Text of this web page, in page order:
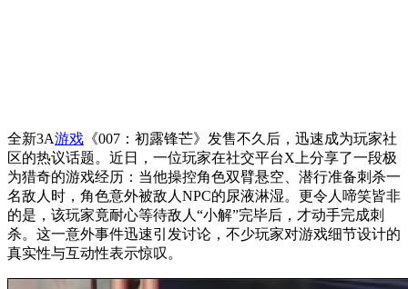
全新3A游戏 《007：初露锋芒》发售不久后，迅速成为玩家社
区的热议话题。近日，一位玩家在社交平台X上分享了一段极
为猎奇的游戏经历：当他操控角色双臂悬空、潜行准备刺杀一
名敌人时，角色意外被敌人NPC的尿液淋湿。更令人啼笑皆非
的是，该玩家竟耐心等待敌人“小解”完毕后，才动手完成刺
杀。这一意外事件迅速引发讨论，不少玩家对游戏细节设计的
真实性与互动性表示惊叹。